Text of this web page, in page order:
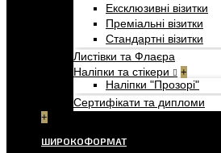
Ексклюзивні візитки
Преміальні візитки
Стандартні візитки
Листівки та Флаєра
Наліпки та стікери
+
Наліпки "Прозорі"
Сертифікати та дипломи
+
ШИРОКОФОРМАТ